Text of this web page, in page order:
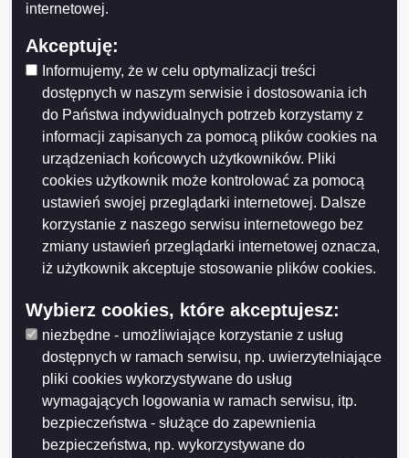
internetowej.
Akceptuję:
Informujemy, że w celu optymalizacji treści
dostępnych w naszym serwisie i dostosowania ich
do Państwa indywidualnych potrzeb korzystamy z
informacji zapisanych za pomocą plików cookies na
urządzeniach końcowych użytkowników. Pliki
cookies użytkownik może kontrolować za pomocą
ustawień swojej przeglądarki internetowej. Dalsze
korzystanie z naszego serwisu internetowego bez
zmiany ustawień przeglądarki internetowej oznacza,
iż użytkownik akceptuje stosowanie plików cookies.
Wybierz cookies, które akceptujesz:
niezbędne - umożliwiające korzystanie z usług
dostępnych w ramach serwisu, np. uwierzytelniające
pliki cookies wykorzystywane do usług
wymagających logowania w ramach serwisu, itp.
bezpieczeństwa - służące do zapewnienia
bezpieczeństwa, np. wykorzystywane do
Opłaty
za sporządzenie aktu małżeństwa: 84 PLN
22124052111111000049219744
za sporządzenie aktu małżeństwa
Dodatkowe informacje
Istnieje możliwość wniesienia opłaty we wpłatomacie w holu głównym
Urzędu. Kod BIC (SWIFT) dla wpłat zagranicznych: PKOPPLPW
Tryb odwoławczy
piśmie osobę zainteresowaną o przyczynach odmowy. Osoba
zainteresowana w terminie 14 dni od dnia doręczenia jej pisma kierownika
urzędu stanu cywilnego może wystąpić z wnioskiem do sądu rejonowego
właściwego ze względu na siedzibę urzędu stanu cywilnego o
rozstrzygnięcie, czy okoliczności przedstawione przez kierownika urzędu
stanu cywilnego uzasadniają odmowę dokonania czynności. Prawomocne
postanowienie sądu wiąże kierownika urzędu stanu cywilnego.
Podstawy prawne